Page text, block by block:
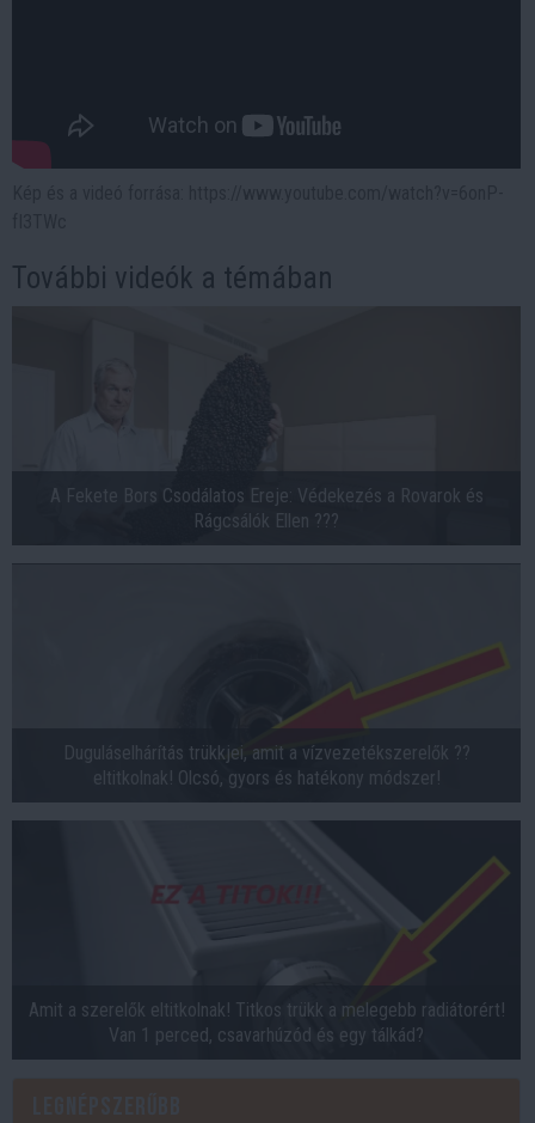
További videók a témában
A Fekete Bors Csodálatos Ereje: Védekezés a Rovarok és
Rágcsálók Ellen ???
Duguláselhárítás trükkjei, amit a vízvezetékszerelők ?‍?
eltitkolnak! Olcsó, gyors és hatékony módszer!
Amit a szerelők eltitkolnak! Titkos trükk a melegebb radiátorért!
Van 1 perced, csavarhúzód és egy tálkád?